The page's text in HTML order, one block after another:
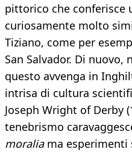
pittorico che conferisce
curiosamente molto
Tiziano, come per
San Salvador. Di
questo avvenga in
intrisa di cultura
Joseph Wright of Derby
tenebrismo
moraliama esperimenti